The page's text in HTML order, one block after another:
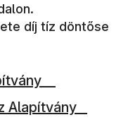
díj tíz döntőse
meg)
meg)
Alapítvány